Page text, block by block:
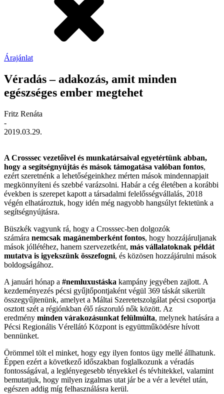
Árajánlat
Véradás – adakozás, amit minden
egészséges ember megtehet
Fritz Renáta
-
2019.03.29.
A Crosssec vezetőivel és munkatársaival egyetértünk abban,
hogy a segítségnyújtás és mások támogatása valóban fontos,
ezért szeretnénk a lehetőségeinkhez mérten mások mindennapjait
megkönnyíteni és szebbé varázsolni. Habár a cég életében a korábbi
években is szerepet kapott a társadalmi felelősségvállalás, 2018
végén elhatároztuk, hogy idén még nagyobb hangsúlyt fektetünk a
segítségnyújtásra.
Büszkék vagyunk rá, hogy a Crosssec-ben dolgozók
számára nemcsak magánemberként fontos, hogy hozzájáruljanak
mások jóllétéhez, hanem szervezetként, más vállalatoknak példát
mutatva is igyekszünk összefogni, és közösen hozzájárulni mások
boldogságához.
A januári hónap a #nemluxustáska kampány jegyében zajlott. A
kezdeményezés pécsi gyűjtőpontjaként végül 369 táskát sikerült
összegyűjtenünk, amelyet a Máltai Szeretetszolgálat pécsi csoportja
osztott szét a régiónkban élő rászoruló nők között. Az
eredmény minden várakozásunkat felülmúlta, melynek hatására a
Pécsi Regionális Vérellátó Központ is együttműködésre hívott
bennünket.
Örömmel tölt el minket, hogy egy ilyen fontos ügy mellé állhatunk.
Éppen ezért a következő időszakban foglalkozunk a véradás
fontosságával, a leglényegesebb tényekkel és tévhitekkel, valamint
bemutatjuk, hogy milyen izgalmas utat jár be a vér a levétel után,
egészen addig míg felhasználásra kerül.